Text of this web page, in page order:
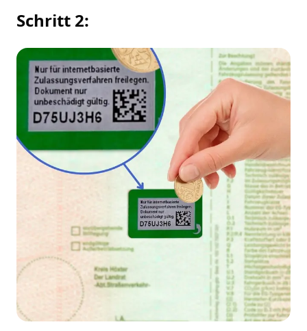
Schritt 2: